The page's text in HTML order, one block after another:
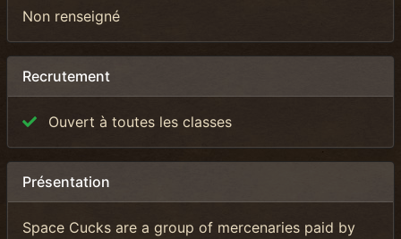
Non renseigné
Recrutement
Ouvert à toutes les classes
Présentation
Space Cucks are a group of mercenaries paid by